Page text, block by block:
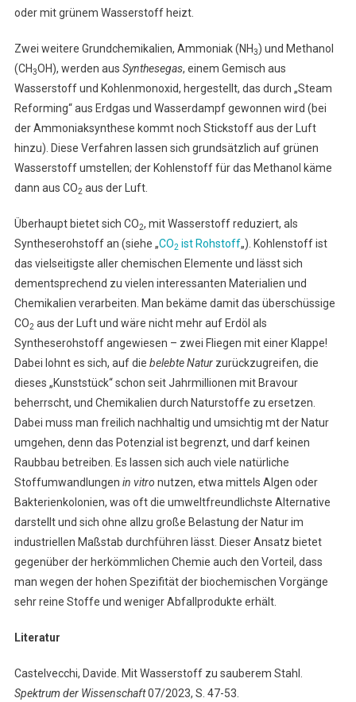
oder mit grünem Wasserstoff heizt.
Zwei weitere Grundchemikalien, Ammoniak (NH3) und Methanol
(CH3OH), werden aus Synthesegas, einem Gemisch aus
Wasserstoff und Kohlenmonoxid, hergestellt, das durch „Steam
Reforming“ aus Erdgas und Wasserdampf gewonnen wird (bei
der Ammoniaksynthese kommt noch Stickstoff aus der Luft
hinzu). Diese Verfahren lassen sich grundsätzlich auf grünen
Wasserstoff umstellen; der Kohlenstoff für das Methanol käme
dann aus CO2 aus der Luft.
Überhaupt bietet sich CO2, mit Wasserstoff reduziert, als
Syntheserohstoff an (siehe „CO2 ist Rohstoff„). Kohlenstoff ist
das vielseitigste aller chemischen Elemente und lässt sich
dementsprechend zu vielen interessanten Materialien und
Chemikalien verarbeiten. Man bekäme damit das überschüssige
CO2 aus der Luft und wäre nicht mehr auf Erdöl als
Syntheserohstoff angewiesen – zwei Fliegen mit einer Klappe!
Dabei lohnt es sich, auf die belebte Naturzurückzugreifen, die
dieses „Kunststück“ schon seit Jahrmillionen mit Bravour
beherrscht, und Chemikalien durch Naturstoffe zu ersetzen.
Dabei muss man freilich nachhaltig und umsichtig mt der Natur
umgehen, denn das Potenzial ist begrenzt, und darf keinen
Raubbau betreiben. Es lassen sich auch viele natürliche
Stoffumwandlungen in vitro nutzen, etwa mittels Algen oder
Bakterienkolonien, was oft die umweltfreundlichste Alternative
darstellt und sich ohne allzu große Belastung der Natur im
industriellen Maßstab durchführen lässt. Dieser Ansatz bietet
gegenüber der herkömmlichen Chemie auch den Vorteil, dass
man wegen der hohen Spezifität der biochemischen Vorgänge
sehr reine Stoffe und weniger Abfallprodukte erhält.
Literatur
Castelvecchi, Davide. Mit Wasserstoff zu sauberem Stahl.
Spektrum der Wissenschaft07/2023, S. 47-53.